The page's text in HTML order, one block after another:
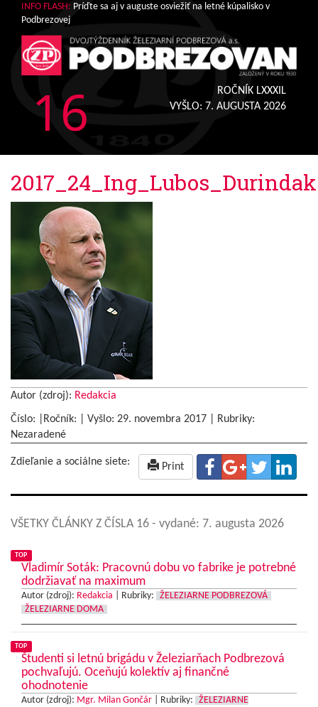
INFO FLASH: Príďte sa aj v auguste osviežiť na letné kúpalisko v
Podbrezovej
16
ROČNÍK LXXXIL
VYŠLO: 7. AUGUSTA 2026
2017_24_Ing_Lubos_Durindak
Autor (zdroj): Redakcia
Číslo: |Ročník: | Vyšlo: 29. novembra 2017
Rubriky:
Nezaradené
Zdieľanie a sociálne siete: Print
VŠETKY ČLÁNKY Z ČÍSLA 16 - vydané: 7. augusta 2026
TOP
Vladimír Soták: Pracovnú dobu vo fabrike je potrebné
dodržiavať na maximum
Autor (zdroj): Redakcia Rubriky:
ŽELEZIARNE PODBREZOVÁ
ŽELEZIARNE DOMA
TOP
Študenti si letnú brigádu v Železiarňach Podbrezová
pochvaľujú. Oceňujú kolektív aj finančné
ohodnotenie
Autor (zdroj): Mgr. Milan Gončár Rubriky:
ŽELEZIARNE